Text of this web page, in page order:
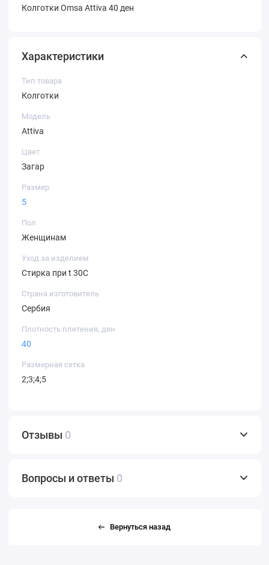
Колготки Omsa Attiva 40 ден
Характеристики
Тип товара
Колготки
Модель
Attiva
Цвет
Загар
Размер
5
Пол
Женщинам
Уход за изделием
Стирка при t 30С
Страна изготовитель
Сербия
Плотность плетения, ден
40
Размерная сетка
2;3;4;5
Отзывы 0
Вопросы и ответы 0
Вернуться назад